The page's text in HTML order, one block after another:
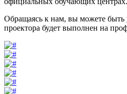
Обращаясь к нам, вы можете быть
проектора будет выполнен на